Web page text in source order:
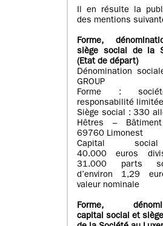
Il en résulte la
des mentions
Forme,
siège social de la
(Etatde départ)
Dénomination
GROUP
Forme :
responsabilité limitée
Siège social : 330
Hêtres –
69760 Limonest
Capital
40.000 euros
31.000 parts
d’environ 1,29
valeur nominale
Forme,
capital social et